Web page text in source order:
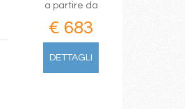
a partire da
€ 683
DETTAGLI